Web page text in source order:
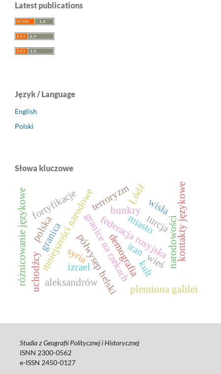
Latest publications
Język / Language
English
Polski
Słowa kluczowe
federacja rosyjska
demografia narodowości
mniejszości narodowepółwysep helski
bunkry
fortyfikacje
granice na rzekach
wisła
miasto
różnicowanie językowe kontakty językowe
aleksandrów
syria iran
turcja
izrael
terroryzm
uchodźcy kult
Łódź
plemiona galilei
granica
wieś
polska
Studia z Geografii Politycznej i Historycznej
ISNN 2300-0562
e-ISSN 2450-0127